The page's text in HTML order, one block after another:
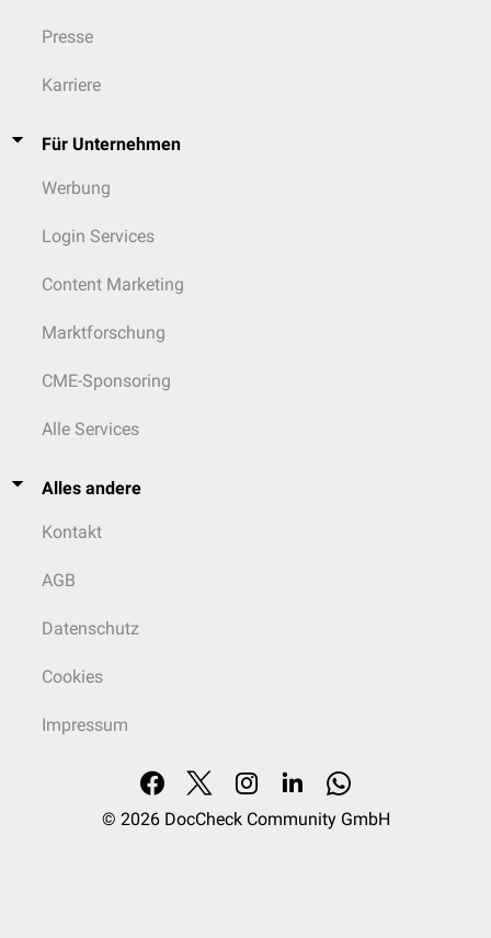
Presse
Karriere
Für Unternehmen
Werbung
Login Services
Content Marketing
Marktforschung
CME-Sponsoring
Alle Services
Alles andere
Kontakt
AGB
Datenschutz
Cookies
Impressum
© 2026 DocCheck Community GmbH